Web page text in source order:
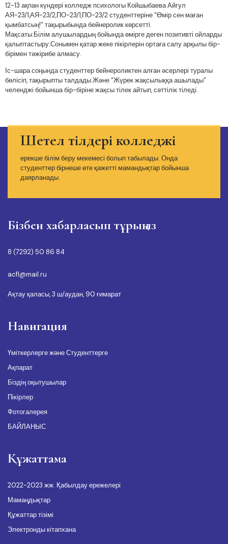
12-13 ақпан күндері колледж психологы Койшыбаева Айгул
АЯ-23/1,АЯ-23/2,ПО-23/1,ПО-23/2 студенттеріне “Өмір сен маған
қымбатсың!” тақырыбында бейнеролик көрсетті.
Мақсаты:Білім алушылардың бойында өмірге деген позитивті ойларды
қалыптастыру.Сонымен қатар жеке пікірлерін ортаға салу арқылы бір-
бірімен тәжірибе алмасу.
Іс-шара соңында студенттер бейнероликтен алған әсерлері туралы
бөлісіп, тақырыпты талдады.Және “Жүрек жақсылыққа ашылады”
челенджі бойынша бір-біріне жақсы тілек айтып, сәттілік тіледі.
Шетел тілдері колледжі
ерекше білім беру мекемесі болып табылады. Онда
студенттер бірнеше өте қажетті мамандықтар бойынша
даярланады.
Бізбен хабарласып тұрыңыз
8 (7292) 50 86 84
acfl@mail.ru
Ақтау қаласы, 3 ш/аудан, 90 ғимарат
Навигация
Үміткерлерге және Студенттерге
Ақпарат
Біздің оқытушылар
Пікірлер
Фотогалерея
БАЙЛАНЫС
Құжаттама
2022-2023 жж. Қабылдау ережелері
Мамаңдықтар
Құжаттар тізімі
Электронды кітапхана